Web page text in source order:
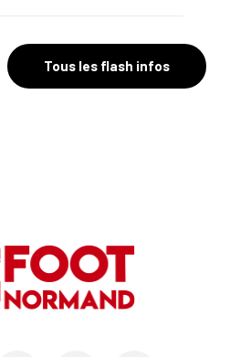
AC
Rousseau, les « Bézots »...
Tous les flash infos